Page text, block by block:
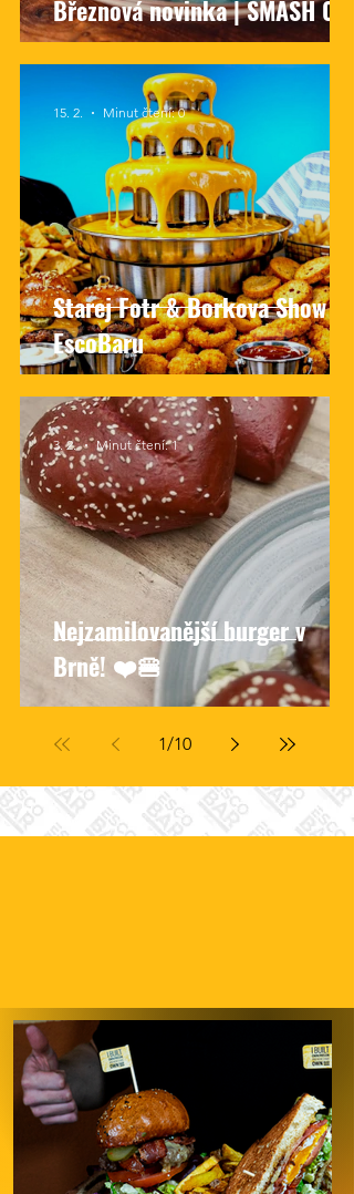
Březnová novinka | SMASH 001
Starej Fotr & Borkova Show v
EscoBaru
15. 2. Minut čtení: 0
Nejzamilovanější burger v
Brně! ❤️🍔
3. 2. Minut čtení: 1
1/10